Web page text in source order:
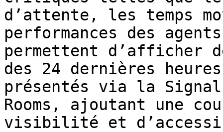
d’attente, les temps
performances des
permettent d’afficher
des 24 dernières
présentés via la
Rooms, ajoutant une
visibilité et